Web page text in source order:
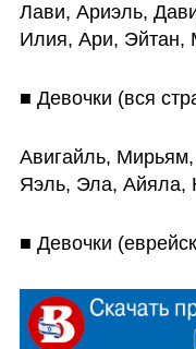
Лави, Ариэль,
Илия, Ари, Эйтан,
■ Девочки (вся
Авигайль,
Яэль, Эла, Айяла,
■ Девочки